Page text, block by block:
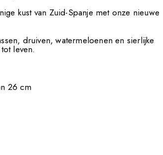
kust van Zuid-Spanje met onze nieuwe
druiven, watermeloenen en sierlijke
leven.
26 cm